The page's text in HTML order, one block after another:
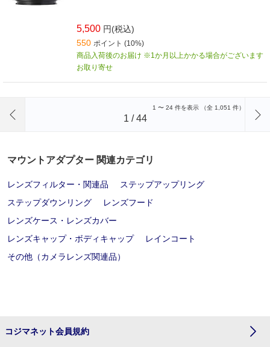
5,500 円(税込)
550 ポイント (10%)
商品入荷後のお届け ※1か月以上かかる場合がございます
お取り寄せ
1 〜 24 件を表示 （全 1,051 件）
1 /44
マウントアダプター 関連カテゴリ
レンズフィルター・関連品
ステップアップリング
ステップダウンリング
レンズフード
レンズケース・レンズカバー
レンズキャップ・ボディキャップ
レインコート
その他（カメラレンズ関連品）
コジマネット会員規約